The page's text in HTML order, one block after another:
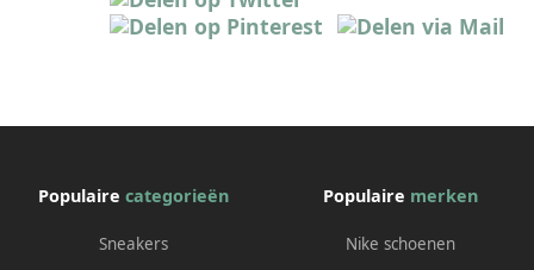
Populaire categorieën
Sneakers
Populaire merken
Nike schoenen